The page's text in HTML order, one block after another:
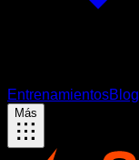
EntrenamientosBlog
Más